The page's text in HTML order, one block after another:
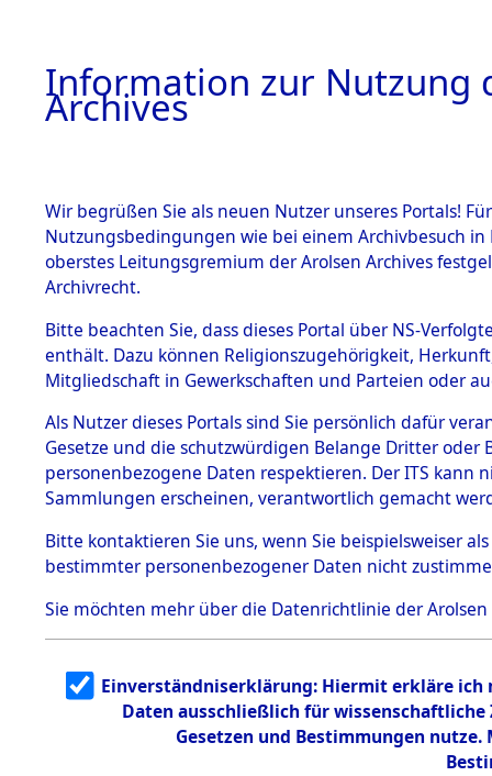
BESTÄNDE
1.
mente
5. Verschiedenes
5.3
Todesmärsche
5.3.1 Alliierte
Erhebungen
zu
Todesmärsch
en
5.3.2
g
5.3.3
Todesmärsch
Information zur Nutzung
Archives
Wir begrüßen Sie als neuen Nutzer unseres Portals!
Nutzungsbedingungen wie bei einem Archivbesuch
oberstes Leitungsgremium der Arolsen Archives
Archivrecht.
Bitte beachten Sie, dass dieses Portal über NS-
enthält. Dazu können Religionszugehörigkeit,
Mitgliedschaft in Gewerkschaften und Parteien oder
Als Nutzer dieses Portals sind Sie persönlich dafür
Gesetze und die schutzwürdigen Belange Dritter
personenbezogene Daten respektieren. Der ITS
Sammlungen erscheinen, verantwortlich gemacht
Bitte kontaktieren Sie uns, wenn Sie beispielsweiser
bestimmter personenbezogener Daten nicht
Sie möchten mehr über die Datenrichtlinie der Arolsen
Einverständniserklärung: Hiermit erkläre ich
Daten ausschließlich für
Gesetzen und Bestimmungen